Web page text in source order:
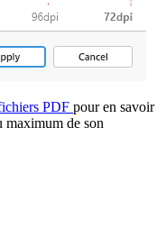
PDF pour en savoir
maximum de son